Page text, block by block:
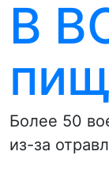
В
Более 50
из-за